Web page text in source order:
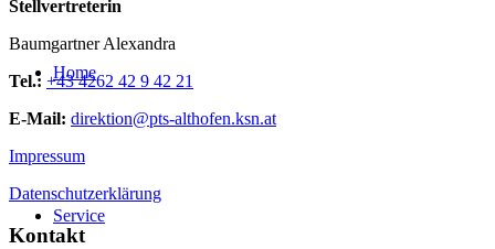
Home
Service
Stellvertreterin
Baumgartner Alexandra
Tel.: +43 4262 42 9 42 21
E-Mail: direktion@pts-althofen.ksn.at
Impressum
Datenschutzerklärung
Kontakt